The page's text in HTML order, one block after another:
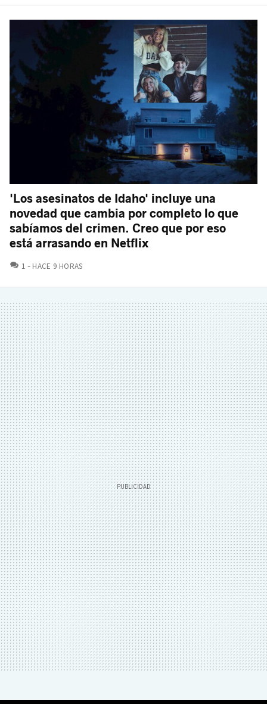
'Los asesinatos de Idaho' incluye una
novedad que cambia por completo lo que
sabíamos del crimen. Creo que por eso
está arrasando en Netflix
1 COMENTARIOS
HACE 9 HORAS